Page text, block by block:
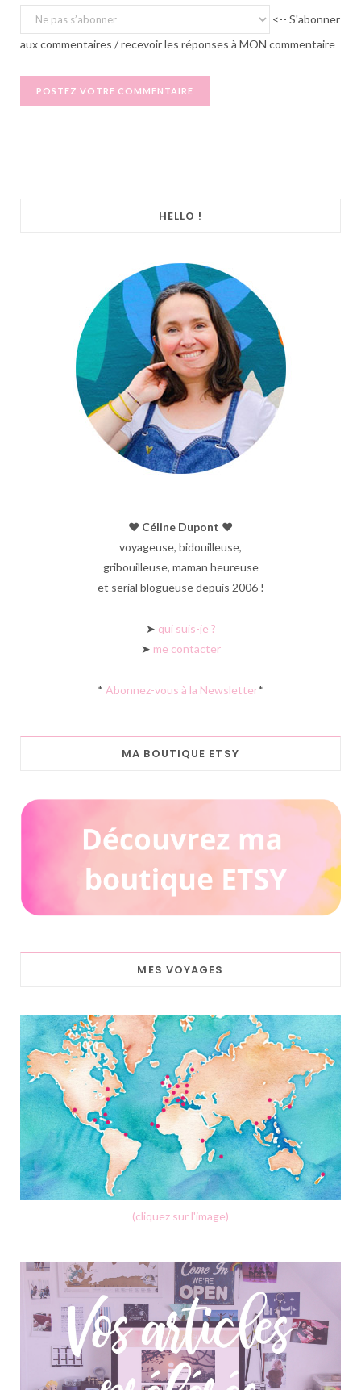
<-- S'abonner
aux commentaires / recevoir les réponses à MON commentaire
HELLO !
♥︎ Céline Dupont ♥︎
voyageuse, bidouilleuse,
gribouilleuse, maman heureuse
et serial blogueuse depuis 2006 !
➤ qui suis-je ?
➤ me contacter
* Abonnez-vous à la Newsletter*
MA BOUTIQUE ETSY
MES VOYAGES
(cliquez sur l'image)